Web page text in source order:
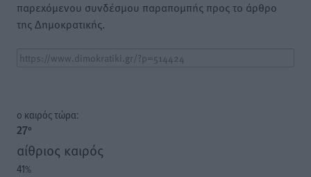
παρεχόμενου συνδέσμου παραπομπής προς το άρθρο
της Δημοκρατικής.
o καιρός τώρα:
27°
αίθριος καιρός
41%